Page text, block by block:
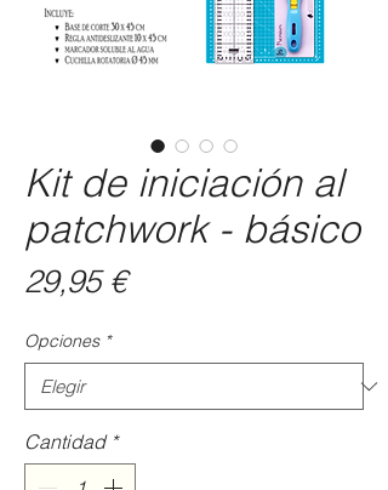
Kit de iniciación al
patchwork - básico
29,95 €Precio
Opciones *
Cantidad *